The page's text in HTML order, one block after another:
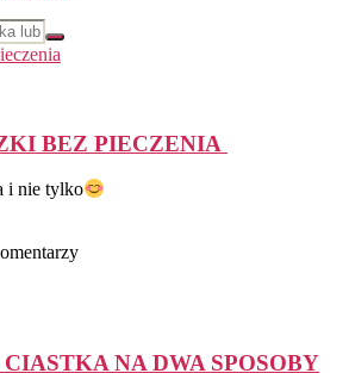
BEZ PIECZENIA
i nie tylko
NA DWA SPOSOBY